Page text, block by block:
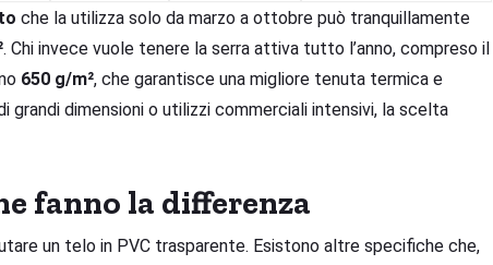
che la utilizza solo da marzo a ottobre può tranquillamente
. Chi invece vuole tenere la serra attiva tutto l’anno, compreso il
650 g/m², che garantisce una migliore tenuta termica e
dimensioni o utilizzi commerciali intensivi, la scelta
fanno la differenza
un telo in PVC trasparente. Esistono altre specifiche che,